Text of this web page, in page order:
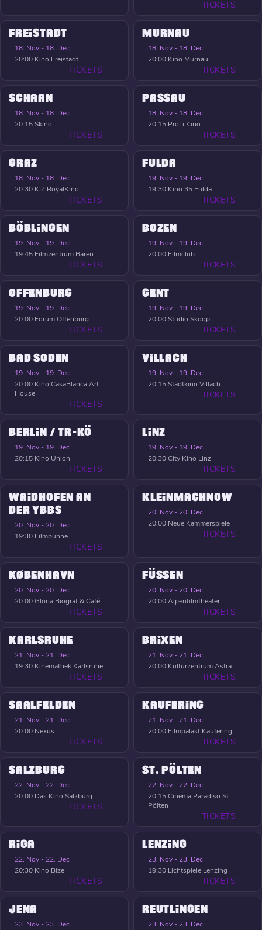
TICKETS
FREISTADT
18. Nov - 18. Dec
20:00 Kino Freistadt
TICKETS
MURNAU
18. Nov - 18. Dec
20:00 Kino Murnau
TICKETS
SCHAAN
18. Nov - 18. Dec
20:15Skino
TICKETS
PASSAU
18. Nov - 18. Dec
20:15 ProLi Kino
TICKETS
GRAZ
18. Nov - 18. Dec
20:30 KIZ RoyalKino
TICKETS
FULDA
19. Nov - 19. Dec
19:30 Kino 35 Fulda
TICKETS
BÖBLINGEN
19. Nov - 19. Dec
19:45 Filmzentrum Bären
TICKETS
BOZEN
19. Nov - 19. Dec
20:00 Filmclub
TICKETS
OFFENBURG
19. Nov - 19. Dec
20:00 Forum Offenburg
TICKETS
GENT
19. Nov - 19. Dec
20:00Studio Skoop
TICKETS
BAD SODEN
19. Nov - 19. Dec
20:00 Kino CasaBlanca Art
House
TICKETS
VILLACH
19. Nov - 19. Dec
20:15Stadtkino Villach
TICKETS
BERLIN / TR-KÖ
19. Nov - 19. Dec
20:15 Kino Union
TICKETS
LINZ
19. Nov - 19. Dec
20:30City Kino Linz
TICKETS
WAIDHOFEN AN
DER YBBS
20. Nov - 20. Dec
19:30 Filmbühne
TICKETS
KLEINMACHNOW
20. Nov - 20. Dec
20:00 Neue Kammerspiele
TICKETS
KØBENHAVN
20. Nov - 20. Dec
20:00Gloria Biograf & Café
TICKETS
FÜSSEN
20. Nov - 20. Dec
20:00Alpenfilmtheater
TICKETS
KARLSRUHE
21. Nov - 21. Dec
19:30 Kinemathek Karlsruhe
TICKETS
BRIXEN
21. Nov - 21. Dec
20:00 Kulturzentrum Astra
TICKETS
SAALFELDEN
21. Nov - 21. Dec
20:00 Nexus
TICKETS
KAUFERING
21. Nov - 21. Dec
20:00 Filmpalast Kaufering
TICKETS
SALZBURG
22. Nov - 22. Dec
20:00 Das Kino Salzburg
TICKETS
ST. PÖLTEN
22. Nov - 22. Dec
20:15Cinema Paradiso St.
Pölten
TICKETS
RIGA
22. Nov - 22. Dec
20:30 Kino Bize
TICKETS
LENZING
23. Nov - 23. Dec
19:30 Lichtspiele Lenzing
TICKETS
JENA
23. Nov - 23. Dec
REUTLINGEN
23. Nov - 23. Dec